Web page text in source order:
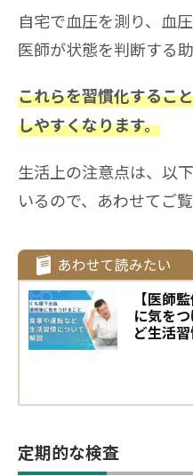
自宅で血圧を測り、血
医師が状態を判断する
これらを習慣化するこ
しやすくなります。
生活上の注意点は、以
いるので、あわせてご覧
【医師
に気を
ど生活
定期的な検査